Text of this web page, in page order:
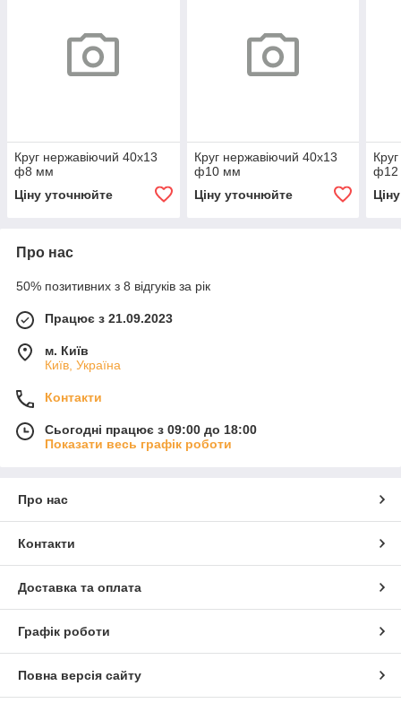
Круг нержавіючий 40х13
ф8 мм
Ціну уточнюйте
Круг нержавіючий 40х13
ф10 мм
Ціну уточнюйте
Про нас
50% позитивних з 8 відгуків за рік
Працює з 21.09.2023
м. Київ
Київ, Україна
Контакти
Сьогодні працює з 09:00 до 18:00
Показати весь графік роботи
Про нас
Контакти
Доставка та оплата
Графік роботи
Повна версія сайту